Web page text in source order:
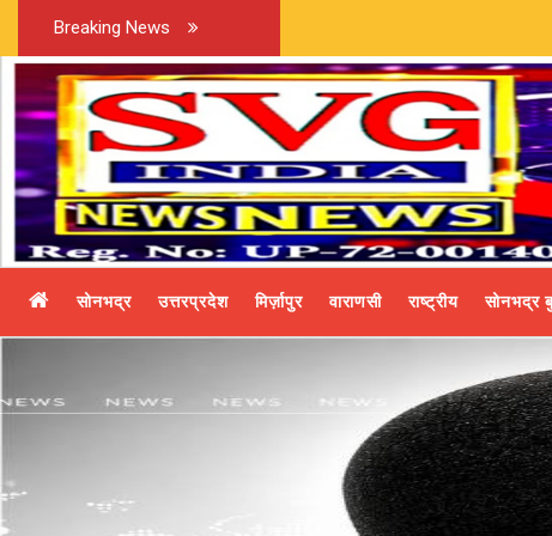
Breaking News
सोनभद्र उत्तरप्रदेश मिर्ज़ापुर वाराणसी राष्ट्रीय सोनभद्र